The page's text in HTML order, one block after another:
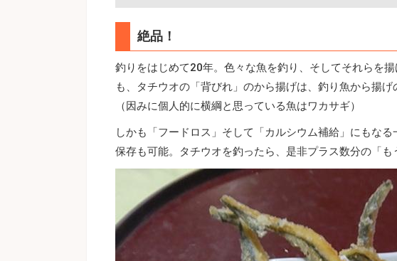
絶品！
釣りをはじめて20年。色々な魚を釣り、そしてそれらを
も、タチウオの「背びれ」のから揚げは、釣り魚から揚
（因みに個人的に横綱と思っている魚はワカサギ）
しかも「フードロス」そして「カルシウム補給」にもな
保存も可能。タチウオを釣ったら、是非プラス数分の「も